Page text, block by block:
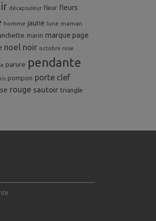
décapsuleur fleur fleurs
homme jaune lune maman
marin marque page
noel noir octobre rose
parure pendante
pompon porte clef
rouge sautoir triangle